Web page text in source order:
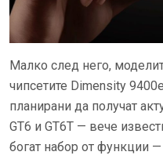
Mалко след него,
чипсетите Dimensity
планирани да получат
GT6 и GT6T — вече
богат набор от функции